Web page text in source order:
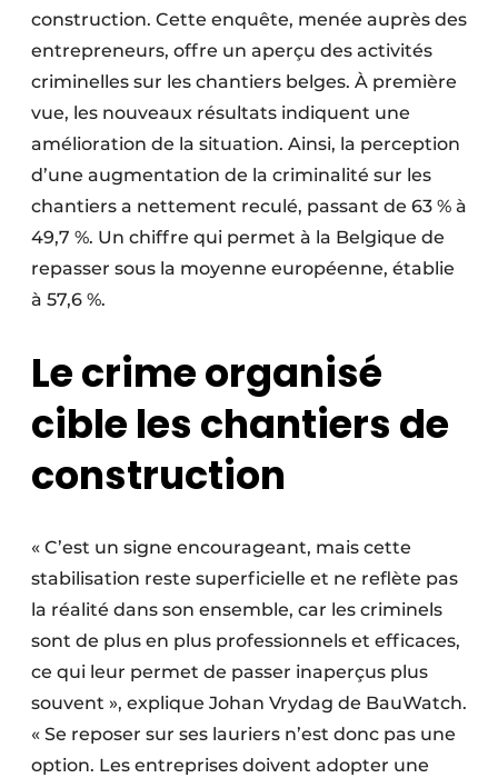
construction. Cette enquête, menée auprès des
entrepreneurs, offre un aperçu des activités
criminelles sur les chantiers belges. À première
vue, les nouveaux résultats indiquent une
amélioration de la situation. Ainsi, la perception
d’une augmentation de la criminalité sur les
chantiers a nettement reculé, passant de 63 % à
49,7 %. Un chiffre qui permet à la Belgique de
repasser sous la moyenne européenne, établie
à 57,6 %.
Le crime organisé
cible les chantiers de
construction
« C’est un signe encourageant, mais cette
stabilisation reste superficielle et ne reflète pas
la réalité dans son ensemble, car les criminels
sont de plus en plus professionnels et efficaces,
ce qui leur permet de passer inaperçus plus
souvent », explique Johan Vrydag de BauWatch.
« Se reposer sur ses lauriers n’est donc pas une
option. Les entreprises doivent adopter une